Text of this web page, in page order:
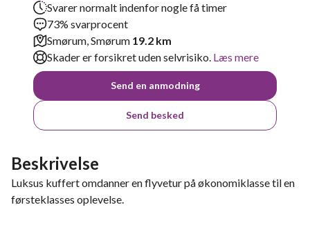
Svarer normalt indenfor nogle få timer
73% svarprocent
Smørum, Smørum 19.2 km
Skader er forsikret uden selvrisiko. Læs mere
Send en anmodning
Send besked
Beskrivelse
Luksus kuffert omdanner en flyvetur på økonomiklasse til en
førsteklasses oplevelse.